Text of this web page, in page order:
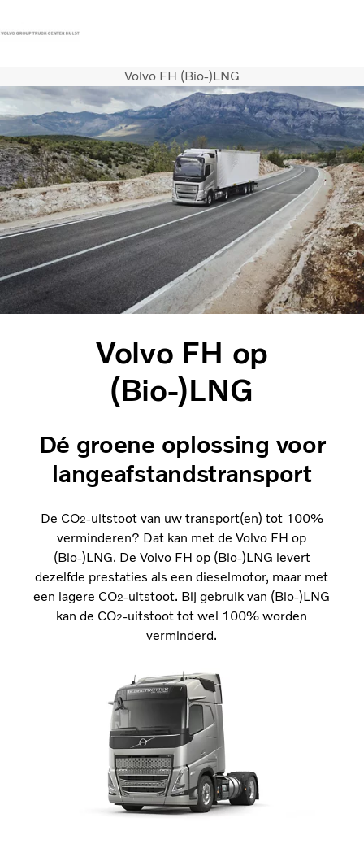
Persberichten Inloggen
Volvo Trucks
Renault Trucks
Renault Bedrijfswagens
Services
Nieuws
Volvo FH (Bio-)LNG
Volvo FH op
(Bio-)LNG
Dé groene oplossing voor
langeafstandstransport
De CO2-uitstoot van uw transport(en) tot 100%
verminderen? Dat kan met de Volvo FH op
(Bio-)LNG. De Volvo FH op (Bio-)LNG levert
dezelfde prestaties als een dieselmotor, maar met
een lagere CO2-uitstoot. Bij gebruik van (Bio-)LNG
kan de CO2-uitstoot tot wel 100% worden
verminderd.